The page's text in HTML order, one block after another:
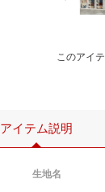
このアイ
アイテム説明
生地名